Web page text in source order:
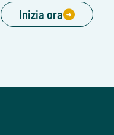
Inizia ora